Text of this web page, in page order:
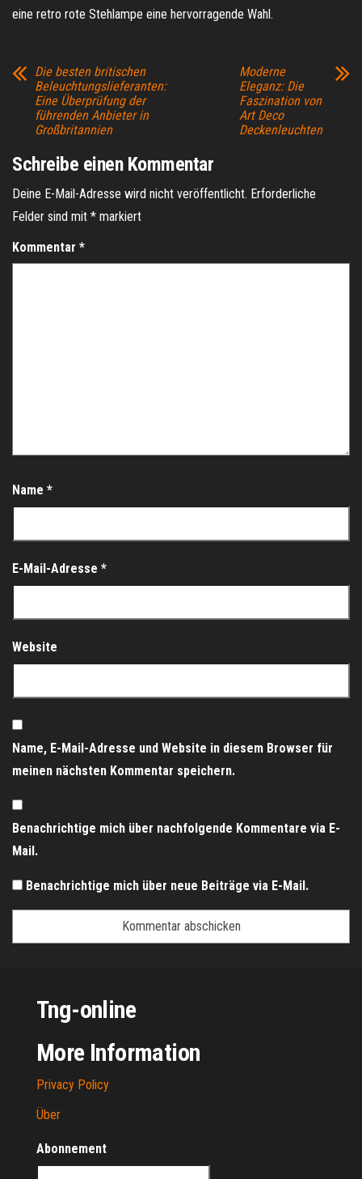
eine retro rote Stehlampe eine hervorragende Wahl.
Die besten britischen
Beleuchtungslieferanten:
Eine Überprüfung der
führenden Anbieter in
Großbritannien
Moderne
Eleganz: Die
Faszination von
Art Deco
Deckenleuchten
Schreibe einen Kommentar
Deine E-Mail-Adresse wird nicht veröffentlicht. Erforderliche
Felder sind mit * markiert
Kommentar *
Name *
E-Mail-Adresse *
Website
Name, E-Mail-Adresse und Website in diesem Browser für
meinen nächsten Kommentar speichern.
Benachrichtige mich über nachfolgende Kommentare via E-
Mail.
Benachrichtige mich über neue Beiträge via E-Mail.
Tng-online
More Information
Privacy Policy
Über
Abonnement